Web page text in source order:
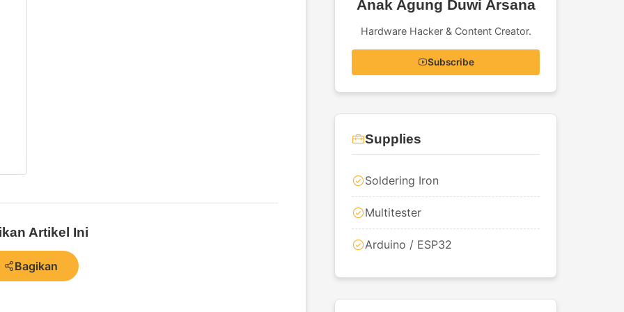
Artikel Ini
Bagikan
Anak Agung Duwi Arsana
Hardware Hacker & Content Creator.
Subscribe
Supplies
Soldering Iron
Multitester
Arduino / ESP32